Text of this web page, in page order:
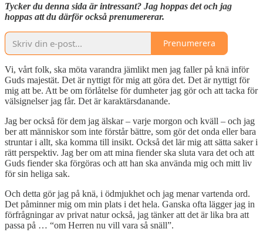
Tycker du denna sida är intressant? Jag hoppas det och jag
hoppas att du därför också prenumererar.
Prenumerera
Vi, vårt folk, ska möta varandra jämlikt men jag faller på knä inför
Guds majestät. Det är nyttigt för mig att göra det. Det är nyttigt för
mig att be. Att be om förlåtelse för dumheter jag gör och att tacka för
välsignelser jag får. Det är karaktärsdanande.
Jag ber också för dem jag älskar – varje morgon och kväll – och jag
ber att människor som inte förstår bättre, som gör det onda eller bara
struntar i allt, ska komma till insikt. Också det lär mig att sätta saker i
rätt perspektiv. Jag ber om att mina fiender ska sluta vara det och att
Guds fiender ska förgöras och att han ska använda mig och mitt liv
för sin heliga sak.
Och detta gör jag på knä, i ödmjukhet och jag menar vartenda ord.
Det påminner mig om min plats i det hela. Ganska ofta lägger jag in
förfrågningar av privat natur också, jag tänker att det är lika bra att
passa på … “om Herren nu vill vara så snäll”.